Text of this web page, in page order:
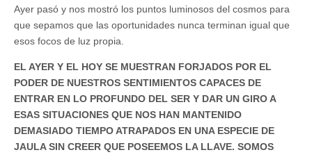
Ayer pasó y nos mostró los puntos luminosos del cosmos para
que sepamos que las oportunidades nunca terminan igual que
esos focos de luz propia.
EL AYER Y EL HOY SE MUESTRAN FORJADOS POR EL
PODER DE NUESTROS SENTIMIENTOS CAPACES DE
ENTRAR EN LO PROFUNDO DEL SER Y DAR UN GIRO A
ESAS SITUACIONES QUE NOS HAN MANTENIDO
DEMASIADO TIEMPO ATRAPADOS EN UNA ESPECIE DE
JAULA SIN CREER QUE POSEEMOS LA LLAVE. SOMOS